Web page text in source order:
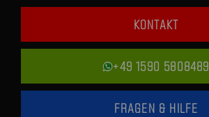
KONTAKT
+49 1590 5808489
FRAGEN & HILFE